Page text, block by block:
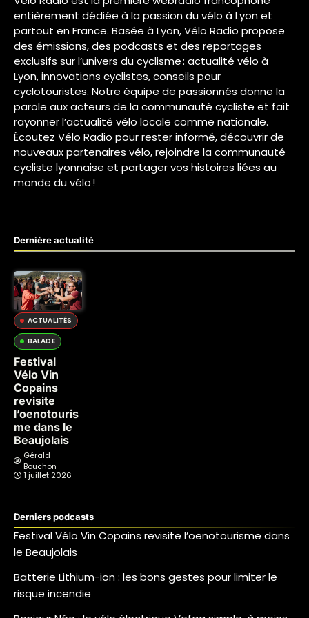
entièrement dédiée à la passion du vélo à Lyon et
partout en France. Basée à Lyon, Vélo Radio propose
des émissions, des podcasts et des reportages
exclusifs sur l’univers du cyclisme : actualité vélo à
Lyon, innovations cyclistes, conseils pour
cyclotouristes. Notre équipe de passionnés donne la
parole aux acteurs de la communauté cycliste et fait
rayonner l’actualité vélo locale comme nationale.
Écoutez Vélo Radio pour rester informé, découvrir de
nouveaux partenaires vélo, rejoindre la communauté
cycliste lyonnaise et partager vos histoires liées au
monde du vélo !
Dernière actualité
ACTUALITÉS
BALADE
Festival
Vélo Vin
Copains
revisite
l’oenotouris
me dans le
Beaujolais
Gérald
Bouchon
1 juillet 2026
Derniers podcasts
Festival Vélo Vin Copains revisite l’oenotourisme dans
le Beaujolais
Batterie Lithium-ion : les bons gestes pour limiter le
risque incendie